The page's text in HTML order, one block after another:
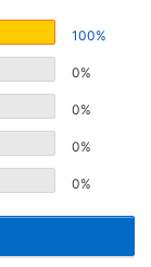
100%
0%
0%
0%
0%